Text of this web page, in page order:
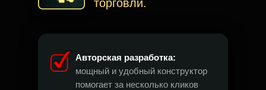
торговли.
Авторская разработка:
мощный и удобный конструктор
помогает за несколько кликов